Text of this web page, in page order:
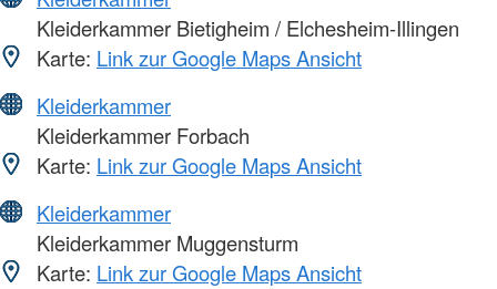
Kleiderkammer Bietigheim / Elchesheim-Illingen
Karte: Link zur Google Maps Ansicht
Kleiderkammer
Kleiderkammer Forbach
Karte: Link zur Google Maps Ansicht
Kleiderkammer
Kleiderkammer Muggensturm
Karte: Link zur Google Maps Ansicht